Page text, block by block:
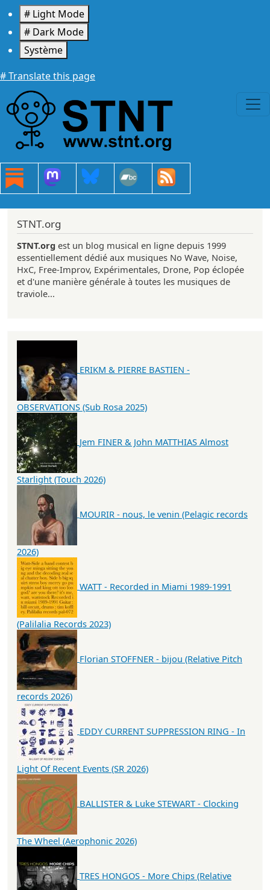
Aller au contenu principal
# Light Mode
# Dark Mode
Système
# Translate this page
STNT.org
STNT.org est un blog musical en ligne depuis 1999
essentiellement dédié aux musiques No Wave, Noise,
HxC, Free-Improv, Expérimentales, Drone, Pop éclopée
et d'une manière générale à toutes les musiques de
traviole...
ERIKM & PIERRE BASTIEN -
OBSERVATIONS (Sub Rosa 2025)
Jem FINER & John MATTHIAS Almost
Starlight (Touch 2026)
MOURIR - nous, le venin (Pelagic records
2026)
WATT - Recorded in Miami 1989-1991
(Palilalia Records 2023)
Florian STOFFNER - bijou (Relative Pitch
records 2026)
EDDY CURRENT SUPPRESSION RING - In
Light Of Recent Events (SR 2026)
BALLISTER & Luke STEWART - Clocking
The Wheel (Aerophonic 2026)
TRES HONGOS - More Chips (Relative